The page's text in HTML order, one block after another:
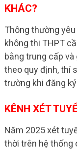
KHÁC?
Thông thường
không thi THPT
bằng trung cấp
theo quy định, thí
trường khi đăng
KÊNH XÉT
Năm 2025 xét
thời trên hệ thống